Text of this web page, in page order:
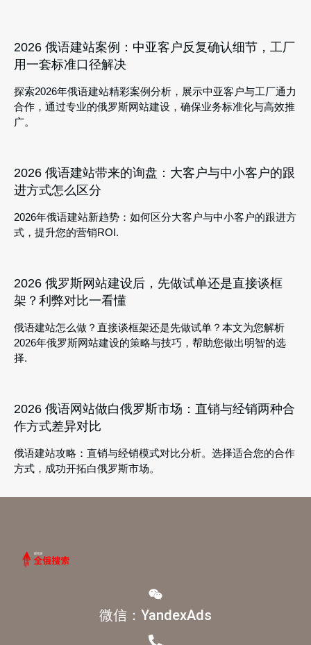
2026 俄语建站案例：中亚客户反复确认细节，工厂
用一套标准口径解决
探索2026年俄语建站精彩案例分析，展示中亚客户与工厂通力
合作，通过专业的俄罗斯网站建设，确保业务标准化与高效推
广。
2026 俄语建站带来的询盘：大客户与中小客户的跟
进方式怎么区分
2026年俄语建站新趋势：如何区分大客户与中小客户的跟进方
式，提升您的营销ROI.
2026 俄罗斯网站建设后，先做试单还是直接谈框
架？利弊对比一看懂
俄语建站怎么做？直接谈框架还是先做试单？本文为您解析
2026年俄罗斯网站建设的策略与技巧，帮助您做出明智的选
择.
2026 俄语网站做白俄罗斯市场：直销与经销两种合
作方式差异对比
俄语建站攻略：直销与经销模式对比分析。选择适合您的合作
方式，成功开拓白俄罗斯市场。
微信：YandexAds